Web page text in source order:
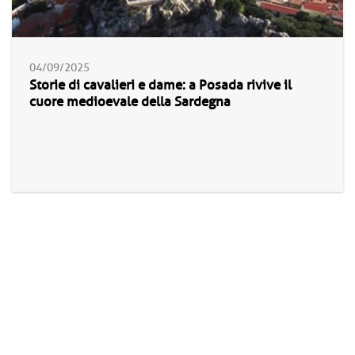
04/09/2025
Storie di cavalieri e dame: a Posada rivive il
cuore medioevale della Sardegna